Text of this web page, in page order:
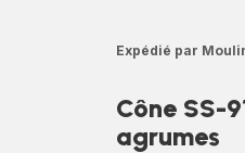
Expédié par
Cône SS-
agrumes